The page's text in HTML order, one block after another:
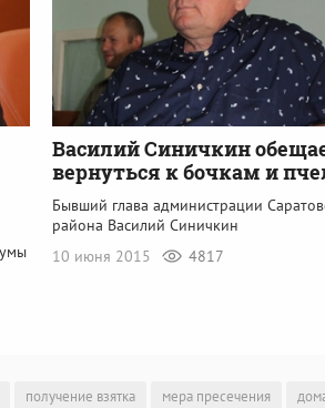
Василий Синичкин
вернуться к бочкам и
Бывший глава администрации
района Василий Синичкин
10 июня 2015
4817
получение взятка мера пресечения